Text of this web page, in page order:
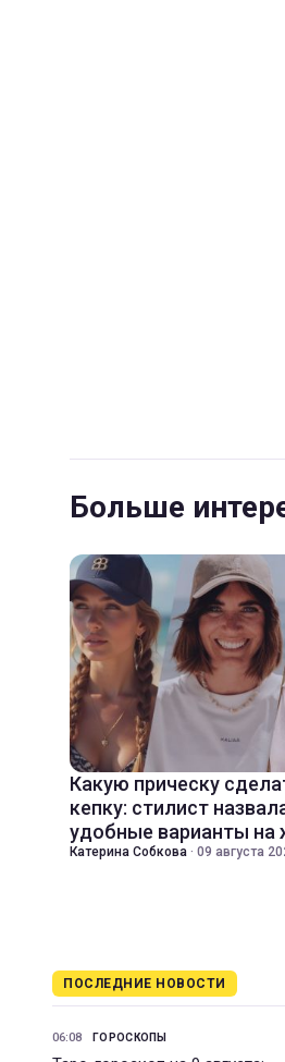
Больше
Какую прическу
кепку: стилист
удобные варианты на
Катерина Собкова · 09 августа
ПОСЛЕДНИЕ НОВОСТИ
06:08 ГОРОСКОПЫ